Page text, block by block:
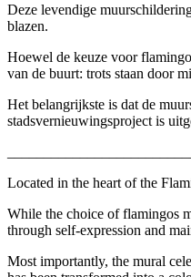
Deze levendige
blazen.
Hoewel de keuze voor
van de buurt: trots staan door
Het belangrijkste is dat de
stadsvernieuwingsproject is
Located in the heart of the
While the choice of flamingos
through self-expression and
Most importantly, the mural